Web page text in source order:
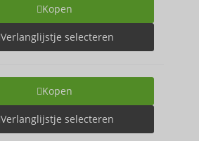
Kopen
Verlanglijstje selecteren
Kopen
Verlanglijstje selecteren